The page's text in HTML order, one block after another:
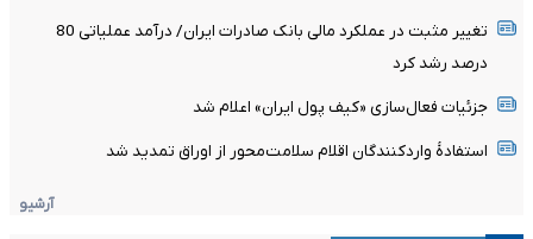
تغییر مثبت در عملکرد مالی بانک صادرات ایران/ درآمد عملیاتی 80
درصد رشد کرد
جزئیات فعال‌سازی «کیف پول ایران» اعلام شد
استفادۀ واردکنندگان اقلام سلامت‌محور از اوراق تمدید شد
آرشیو